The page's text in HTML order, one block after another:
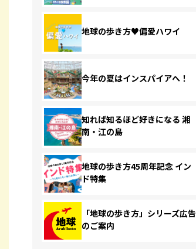
地球の歩き方♥偏愛ハワイ
今年の夏はインスパイアへ！
知れば知るほど好きになる 湘
南・江の島
地球の歩き方45周年記念 イン
ド特集
「地球の歩き方」シリーズ広告
のご案内